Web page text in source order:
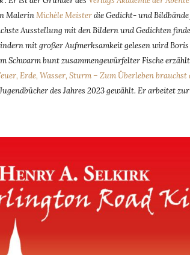
MalerinMichèle Meisterdie Gedicht- und
Ausstellung mit den Bildern und Gedichten
mit großer Aufmerksamkeit gelesen wird
Schwarm bunt zusammengewürfelter Fische
Erde, Wasser, Sturm – Zum Überleben brauchst
des Jahres 2023 gewählt. Er arbeitet